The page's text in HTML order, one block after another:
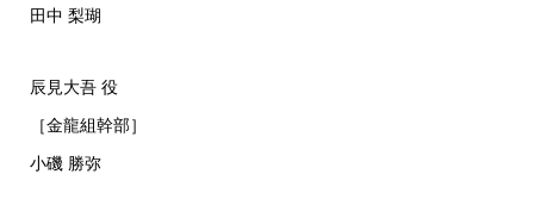
田中 梨瑚
辰見大吾 役
［金龍組幹部］
小磯 勝弥